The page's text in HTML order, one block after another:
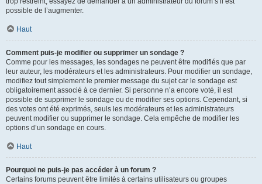
possible de l’augmenter.
Haut
Comment puis-je modifier ou supprimer un sondage ?
Comme pour les messages, les sondages ne peuvent être modifiés que par
leur auteur, les modérateurs et les administrateurs. Pour modifier un sondage,
modifiez tout simplement le premier message du sujet car le sondage est
obligatoirement associé à ce dernier. Si personne n’a encore voté, il est
possible de supprimer le sondage ou de modifier ses options. Cependant, si
des votes ont été exprimés, seuls les modérateurs et les administrateurs
peuvent modifier ou supprimer le sondage. Cela empêche de modifier les
options d’un sondage en cours.
Haut
Pourquoi ne puis-je pas accéder à un forum ?
Certains forums peuvent être limités à certains utilisateurs ou groupes